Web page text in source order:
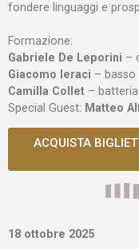
fondere linguaggi e
Formazione:
Gabriele De Leporini –
Giacomo Ieraci – basso
Camilla Collet – batteria
Special Guest: Matteo
ACQUISTA
18 ottobre 2025